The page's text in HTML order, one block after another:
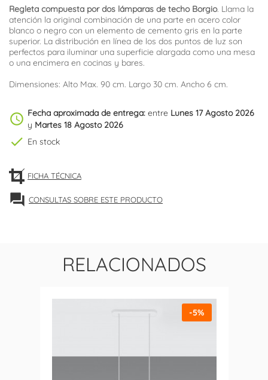
Regleta compuesta por dos lámparas de techo Borgio. Llama la
atención la original combinación de una parte en acero color
blanco o negro con un elemento de cemento gris en la parte
superior. La distribución en línea de los dos puntos de luz son
perfectos para iluminar una superficie alargada como una mesa
o una encimera en cocinas y bares.
Dimensiones: Alto Max. 90 cm. Largo 30 cm. Ancho 6 cm.
schedule Fecha aproximada de entrega: entre Lunes 17 Agosto 2026
y Martes 18 Agosto 2026
check En stock
FICHA TÉCNICA
forum CONSULTAS SOBRE ESTE PRODUCTO
RELACIONADOS
-5%